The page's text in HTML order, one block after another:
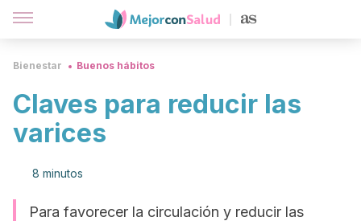
Bienestar Buenos hábitos
Claves para reducir las
varices
8 minutos
Para favorecer la circulación y reducir las